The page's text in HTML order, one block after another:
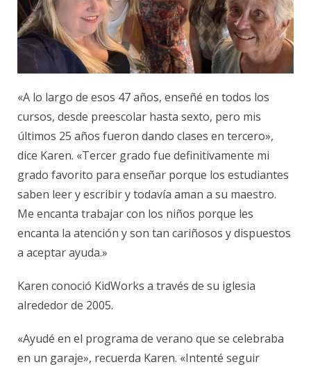
«A lo largo de esos 47 años, enseñé en todos los
cursos, desde preescolar hasta sexto, pero mis
últimos 25 años fueron dando clases en tercero»,
dice Karen. «Tercer grado fue definitivamente mi
grado favorito para enseñar porque los estudiantes
saben leer y escribir y todavía aman a su maestro.
Me encanta trabajar con los niños porque les
encanta la atención y son tan cariñosos y dispuestos
a aceptar ayuda.»
Karen conoció KidWorks a través de su iglesia
alrededor de 2005.
«Ayudé en el programa de verano que se celebraba
en un garaje», recuerda Karen. «Intenté seguir